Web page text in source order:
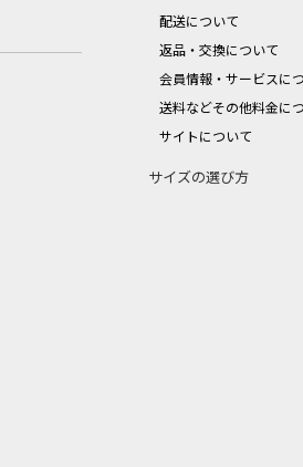
配送について
返品・交換について
会員情報・サービスに
送料などその他料金に
サイトについて
サイズの選び方